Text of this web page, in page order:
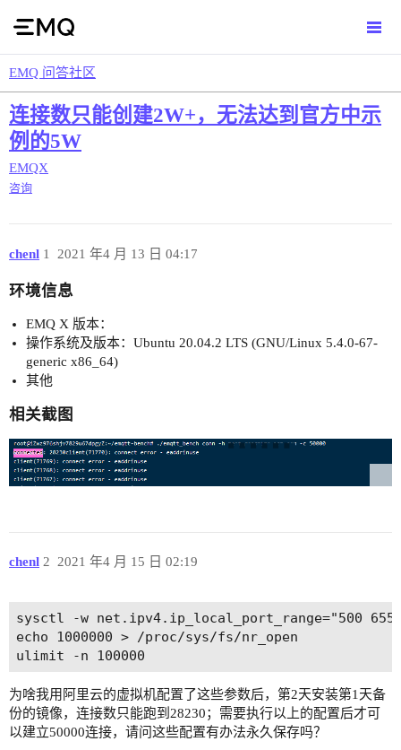
EMQ 问答社区
连接数只能创建2W+，无法达到官方中示
例的5W
EMQX
咨询
chenl 2021 年4 月 13 日 04:17
1
环境信息
EMQ X 版本：
操作系统及版本：Ubuntu 20.04.2 LTS (GNU/Linux 5.4.0-67-
generic x86_64)
其他
相关截图
chenl 2021 年4 月 15 日 02:19
2
sysctl -w net.ipv4.ip_local_port_range="500
echo 1000000 > /proc/sys/fs/nr_open
为啥我用阿里云的虚拟机配置了这些参数后，第2天安装第1天备
份的镜像，连接数只能跑到28230；需要执行以上的配置后才可
以建立50000连接，请问这些配置有办法永久保存吗？